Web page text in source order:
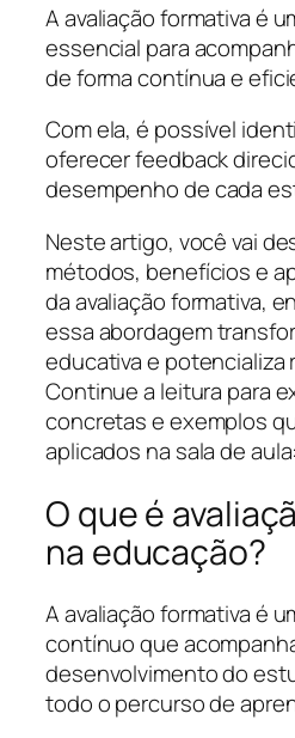
A avaliação formativa é
essencial para
de forma contínua e
Com ela, é possível
oferecer feedback
desempenho de cada
Neste artigo, você vai
métodos, benefícios e
da avaliação formativa,
essa abordagem
educativa e potencializa
Continue a leitura para
concretas e exemplos
aplicados na sala de aula:
O que é
na educação?
A avaliação formativa é
contínuo que
desenvolvimento do
todo o percurso de